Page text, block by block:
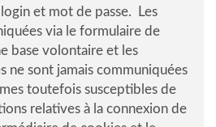
et mot de passe. Les
via le formulaire de
base volontaire et les
ne sont jamais communiquées
toutefois susceptibles de
relatives à la connexion de